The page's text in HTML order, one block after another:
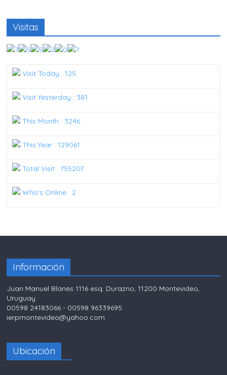
Visitas
Visit Today : 125
Visit Yesterday : 381
This Month : 3246
This Year : 129061
Total Visit : 755207
Who's Online : 2
Información
Juan Manuel Blanes 1116 esq. Durazno, 11200 Montevideo,
Uruguay
00598 24183066 - 00598 96339695
ierpmontevideo@yahoo.com
Ubicación